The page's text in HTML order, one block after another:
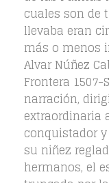
cuales son de
llevaba eran
más o menos
Alvar Núñez
Frontera
narración,
extraordinaria
conquistador
su niñez
hermanos, el